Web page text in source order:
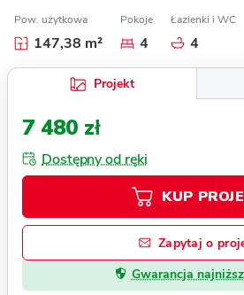
Pow. użytkowa
147,38 m²
Pokoje
4
Łazienki i WC
4
Projekt
7 480 zł
Dostępny od ręki
KUP
Zapytaj o
Gwarancja